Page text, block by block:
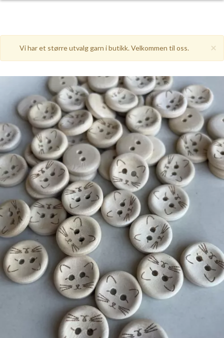
×
Vi har et større utvalg garn i butikk. Velkommen til oss.